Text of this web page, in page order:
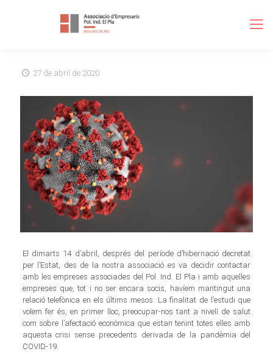
27 de abril de 2020
El dimarts 14 d’abril, després del període d’hibernació decretat
per l’Estat, des de la nostra associació es va decidir contactar
amb les empreses associades del Pol. Ind. El Pla i amb aquelles
empreses que, tot i no ser encara socis, havíem mantingut una
relació telefònica en els últims mesos. La finalitat de l’estudi que
volem fer és, en primer lloc, preocupar-nos tant a nivell de salut
com sobre l’afectació econòmica que estan tenint totes elles amb
aquesta crisi sense precedents derivada de la pandèmia del
COVID-19.